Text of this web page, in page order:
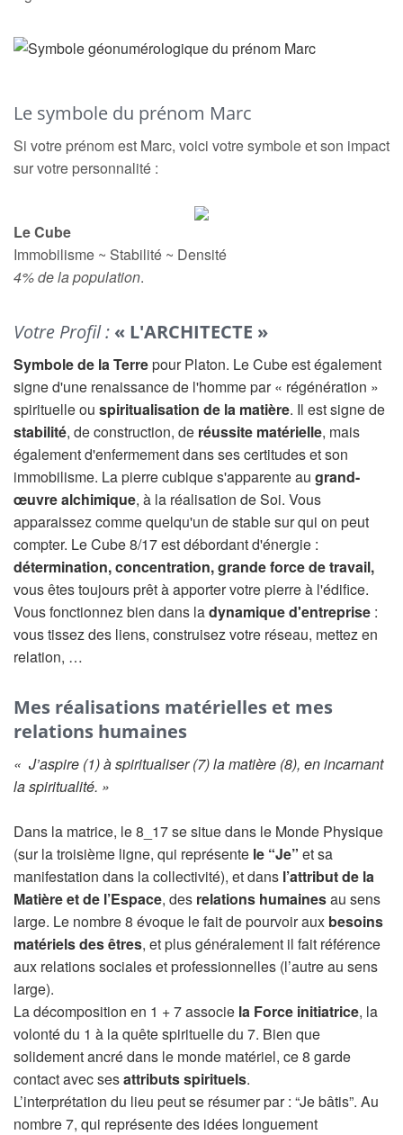
Le symbole du prénom Marc
Si votre prénom est Marc, voici votre symbole et son impact
sur votre personnalité :
Le Cube
Immobilisme ~ Stabilité ~ Densité
4% de la population.
Votre Profil : « L'ARCHITECTE »
Symbole de la Terrepour Platon. Le Cube est également
signe d'une renaissance de l'homme par « régénération »
spirituelle ou spiritualisation de la matière. Il est signe de
stabilité, de construction, de réussite matérielle, mais
également d'enfermement dans ses certitudes et son
immobilisme. La pierre cubique s'apparente au grand-
œuvre alchimique, à la réalisation de Soi. Vous
apparaissez comme quelqu'un de stable sur qui on peut
compter. Le Cube 8/17 est débordant d'énergie :
détermination, concentration, grande force de travail,
vous êtes toujours prêt à apporter votre pierre à l'édifice.
Vous fonctionnez bien dans ladynamique d'entreprise :
vous tissez des liens, construisez votre réseau, mettez en
relation, …
Mes réalisations matérielles et mes
relations humaines
« J’aspire (1) à spiritualiser (7) la matière (8), en incarnant
la spiritualité. »
Dans la matrice, le 8_17 se situe dans le Monde Physique
(sur la troisième ligne, qui représente le “Je” et sa
manifestation dans la collectivité), et dans l’attribut de la
Matière et de l’Espace, des relations humainesau sens
large. Le nombre 8 évoque le fait de pourvoir aux besoins
matériels des êtres, et plus généralement il fait référence
aux relations sociales et professionnelles (l’autre au sens
large).
La décomposition en 1 + 7 associe la Force initiatrice, la
volonté du 1 à la quête spirituelle du 7. Bien que
solidement ancré dans le monde matériel, ce 8 garde
contact avec sesattributs spirituels.
L’interprétation du lieu peut se résumer par : “Je bâtis”. Au
nombre 7, qui représente des idées longuement